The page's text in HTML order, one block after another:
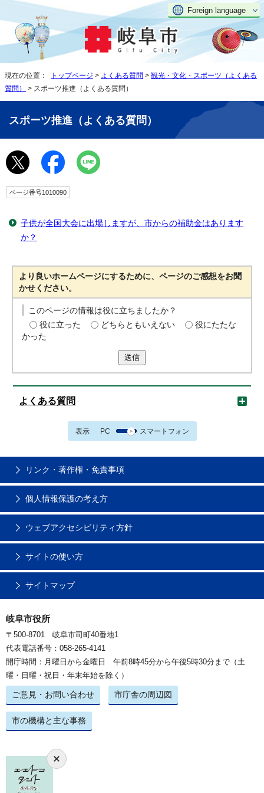
Foreign language
現在の位置： トップページ > よくある質問 > 観光・文化・スポーツ（よくある
質問）
> スポーツ推進（よくある質問）
スポーツ推進（よくある質問）
ページ番号1010090
子供が全国大会に出場しますが、市からの補助金はあります
か？
より良いホームページにするために、ページのご感想をお聞
かせください。
このページの情報は役に立ちましたか？
役に立った
どちらともいえない
役にたたな
かった
送信
よくある質問
表示 PC スマートフォン
リンク・著作権・免責事項
個人情報保護の考え方
ウェブアクセシビリティ方針
サイトの使い方
サイトマップ
岐阜市役所
〒500-8701 岐阜市司町40番地1
代表電話番号：058-265-4141
開庁時間：月曜日から金曜日 午前8時45分から午後5時30分まで（土
曜・日曜・祝日・年末年始を除く）
ご意見・お問い合わせ 市庁舎の周辺図
市の機構と主な事務